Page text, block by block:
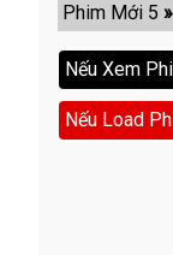
Phim Mới 5 »
Nếu Xem
Nếu Load